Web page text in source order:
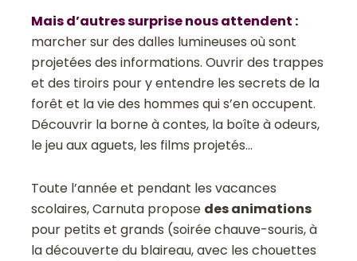
Mais d’autres surprise nous attendent :
marcher sur des dalles lumineuses où sont
projetées des informations. Ouvrir des trappes
et des tiroirs pour y entendre les secrets de la
forêt et la vie des hommes qui s’en occupent.
Découvrir la borne à contes, la boîte à odeurs,
le jeu aux aguets, les films projetés…
Toute l’année et pendant les vacances
scolaires, Carnuta propose des animations
pour petits et grands (soirée chauve-souris, à
la découverte du blaireau, avec les chouettes